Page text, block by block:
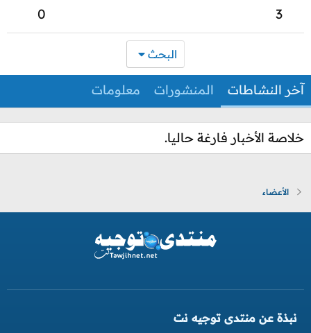
3
0
البحث
آخر النشاطات المنشورات معلومات
خلاصة الأخبار فارغة حاليا.
الأعضاء
نبذة عن منتدى توجيه نت